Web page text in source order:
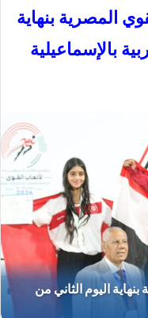
المصرية بنهاية
بالإسماعيلية